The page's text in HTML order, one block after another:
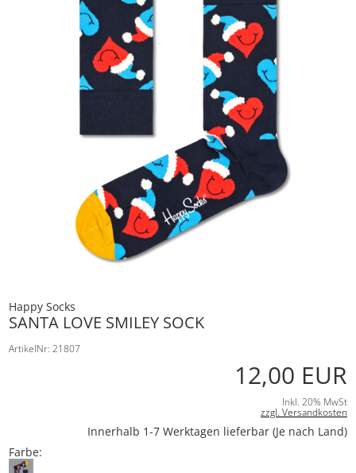
Happy Socks
SANTA LOVE SMILEY SOCK
ArtikelNr: 21807
12,00 EUR
Inkl. 20% MwSt
zzgl. Versandkosten
Innerhalb 1-7 Werktagen lieferbar (Je nach Land)
Farbe: